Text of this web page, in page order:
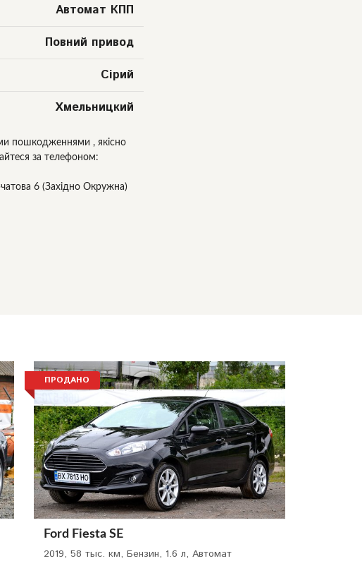
Автомат КПП
Повний привод
Сірий
Хмельницкий
пошкодженнями , якісно
за телефоном:
6 (Західно Окружна)
ПРОДАНО
Ford Fiesta SE
2019, 58 тыс. км, Бензин, 1.6 л, Автомат